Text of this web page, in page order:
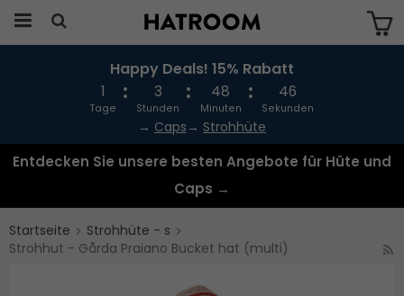
Das Produkt wurde in Ihren Warenkorb
gelegt
Happy Deals! 15% Rabatt
1
Tage
3
Stunden
48
Minuten
46
Sekunden
→ Caps → Strohhüte
Entdecken Sie unsere besten Angebote für Hüte und
Caps →
Startseite
Strohhüte - s
Strohhut - Gårda Praiano Bucket hat (multi)